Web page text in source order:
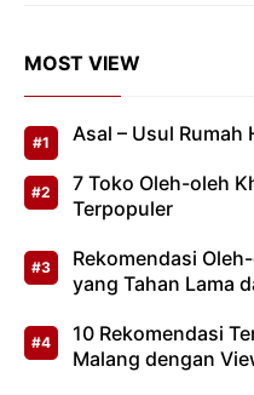
MOST VIEW
Asal – Usul Rumah
7 Toko Oleh-oleh
Terpopuler
Rekomendasi
yang Tahan Lama
10 Rekomendasi
Malang dengan